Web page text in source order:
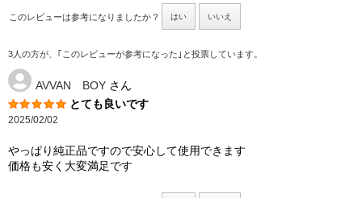
このレビューは参考になりましたか？ はい いいえ
3人の方が、｢このレビューが参考になった｣と投票しています。
AVVAN BOY さん
とても良いです
2025/02/02
やっぱり純正品ですので安心して使用できます
価格も安く大変満足です